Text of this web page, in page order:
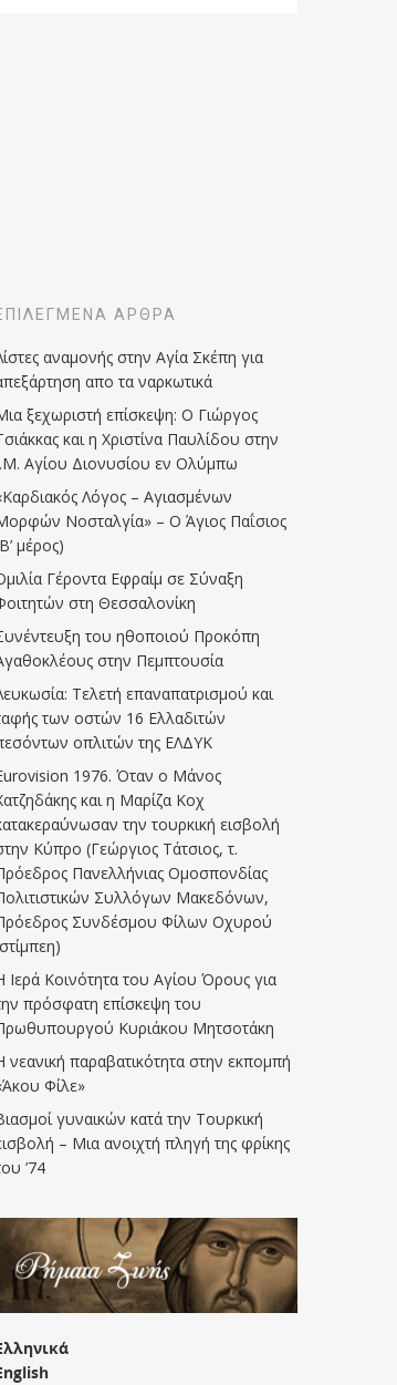
ΆΡΘΡΑ
αναμονής στην Αγία Σκέπη για
απο τα ναρκωτικά
ξεχωριστή επίσκεψη: Ο Γιώργος
και η Χριστίνα Παυλίδου στην
Αγίου Διονυσίου εν Ολύμπω
Λόγος – Αγιασμένων
Νοσταλγία» – Ο Άγιος Παΐσιος
μέρος)
Γέροντα Εφραίμ σε Σύναξη
στη Θεσσαλονίκη
του ηθοποιού Προκόπη
στην Πεμπτουσία
Τελετή επαναπατρισμού και
των οστών 16 Ελλαδιτών
οπλιτών της ΕΛΔΥΚ
1976. Όταν ο Μάνος
και η Μαρίζα Κοχ
την τουρκική εισβολή
Κύπρο (Γεώργιος Τάτσιος, τ.
Πανελλήνιας Ομοσπονδίας
Συλλόγων Μακεδόνων,
Συνδέσμου Φίλων Οχυρού
Ιερά Κοινότητα του Αγίου Όρους για
πρόσφατη επίσκεψη του
Κυριάκου Μητσοτάκη
νεανική παραβατικότητα στην εκπομπή
Φίλε»
γυναικών κατά την Τουρκική
– Μια ανοιχτή πληγή της φρίκης
’74